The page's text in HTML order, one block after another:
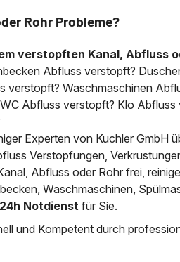
Rohr Probleme?
verstopften Kanal, Abfluss
Abfluss verstopft?
verstopft? Waschmaschinen
Abfluss verstopft? Klo
Experten von Kuchler GmbH
Verstopfungen,
Abfluss oder Rohr frei,
Waschmaschinen,
24h Notdienst für Sie.
und Kompetent durch